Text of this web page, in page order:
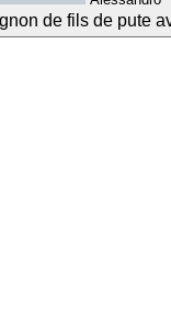
de fils de pute